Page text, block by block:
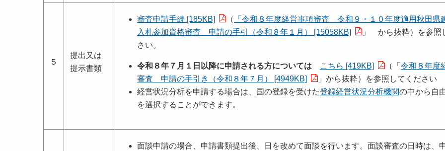
５
提出又は
提示書類
審査申請手続 [185KB] （
「令和８年度経営事項審査 令和９・１０年度適用秋田県
入札参加資格審査 申請の手引（令和８年１月） [15058KB]
」 から抜粋）を参照
さい。
令和８年７月１日以降に申請される方については こちら [419KB] （「 令和８年度
審査 申請の手引き（令和８年７月） [4949KB]
」から抜粋）を参照してください
経営状況分析を申請する場合は、国の登録を受けた登録経営状況分析機関の中から自
を選択することができます。
面談申請の場合、申請書類提出後、日を改めて面談を行います。面談審査の日時は、